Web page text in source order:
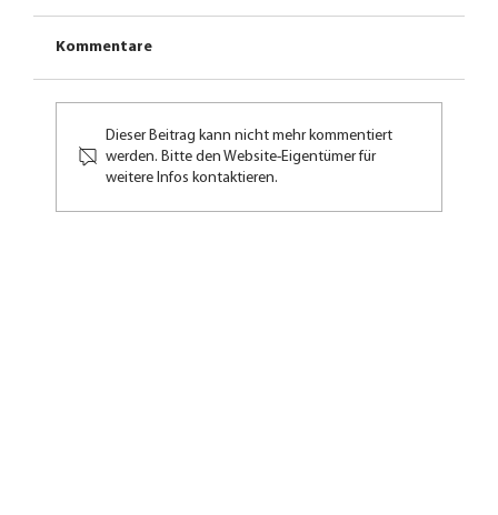
Wandern bei Regen: Mit diesen Tipps
Kommentare
Dieser Beitrag kann nicht mehr kommentiert
werden. Bitte den Website-Eigentümer für
weitere Infos kontaktieren.